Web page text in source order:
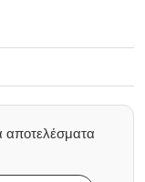
αποτελέσματα